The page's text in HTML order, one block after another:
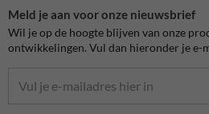
Meld je aan voor onze nieuwsbrief
Wil je op de hoogte blijven van onze
ontwikkelingen. Vul dan hieronder je e-